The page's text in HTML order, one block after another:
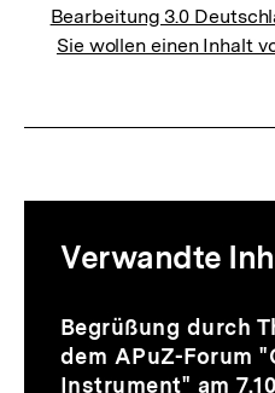
Bearbeitung 3.0
Sie wollen einen Inhalt
zur
Thematik
Verwandte
Inhaltskarussell
überspringen
Audio
Begrüßung durch
dem APuZ-Forum
Instrument" am